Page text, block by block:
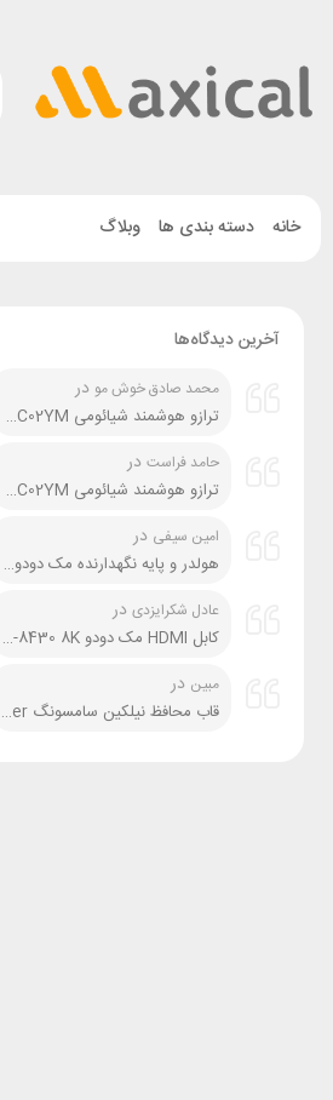
خانه دسته بندی ها وبلاگ
آخرین دیدگاه‌ها
محمد صادق خوش مو در
ترازو هوشمند شیائومی Xiaomi Mijia S200 MJTZC02YM نسخه گلوبال و چین
حامد فراست در
ترازو هوشمند شیائومی Xiaomi Mijia S200 MJTZC02YM نسخه گلوبال و چین
امین سیفی در
هولدر و پایه نگهدارنده مک دودو Mcdodo CM-5240 مخصوص موتور و دوچرخه
عادل شکرایزدی در
کابل HDMI مک دودو Mcdodo CA-8430 8K طول 2 متر
مبین در
قاب محافظ نیلکین سامسونگ Samsung A54 Nillkin CamShield Pro Cover